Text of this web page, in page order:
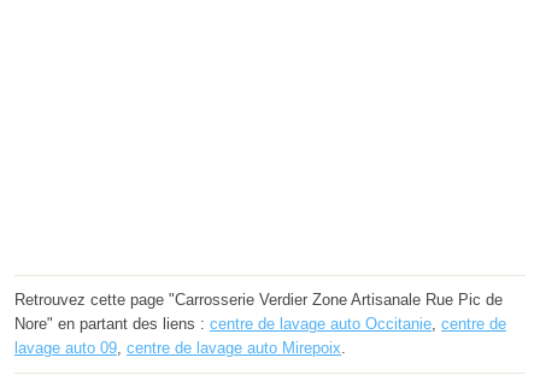
Retrouvez cette page "Carrosserie Verdier Zone Artisanale Rue Pic de
Nore" en partant des liens : centre de lavage auto Occitanie centre de
lavage auto 09 centre de lavage auto Mirepoix